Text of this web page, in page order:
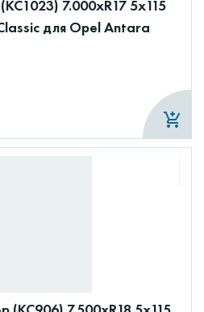
7.000xR17 5x115
для Opel Antara